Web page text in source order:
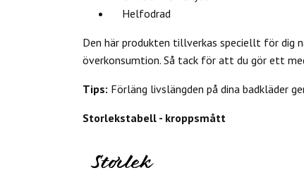
Helfodrad
Den här produkten tillverkas speciellt för dig
överkonsumtion. Så tack för att du gör ett
Tips: Förläng livslängden på dina badkläder
Storlekstabell - kroppsmått